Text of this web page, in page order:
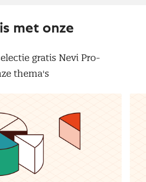
met onze
gratis Nevi Pro-
thema's